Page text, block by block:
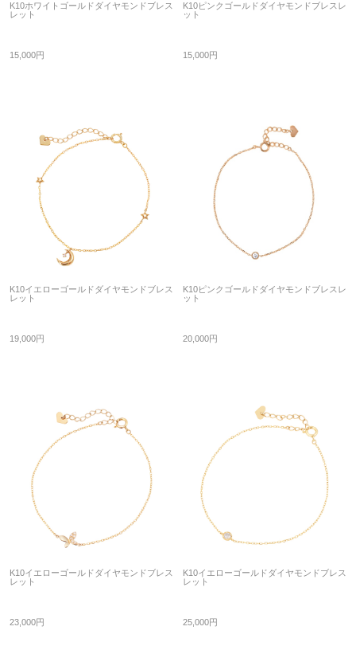
K10ホワイトゴールドダイヤモンドブレス
レット
15,000円
K10ピンクゴールドダイヤモンドブレスレ
ット
15,000円
K10イエローゴールドダイヤモンドブレス
レット
19,000円
K10ピンクゴールドダイヤモンドブレスレ
ット
20,000円
K10イエローゴールドダイヤモンドブレス
レット
23,000円
K10イエローゴールドダイヤモンドブレス
レット
25,000円